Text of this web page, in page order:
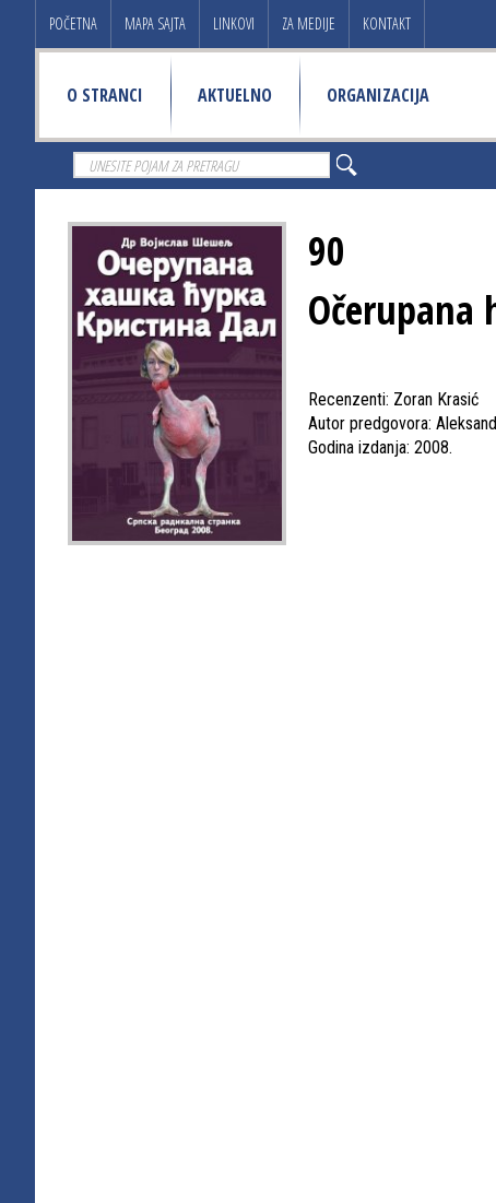
POČETNA MAPA SAJTA LINKOVI ZA MEDIJE KONTAKT
O STRANCI AKTUELNO ORGANIZACIJA
90
Očerupana
Recenzenti: Zoran Krasić
Autor predgovora:
Godina izdanja: 2008.